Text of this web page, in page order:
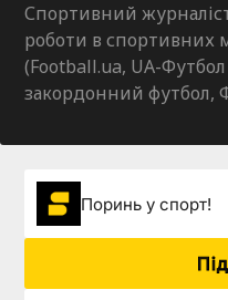
Спортивний
роботи в спортивних
(Football.ua, UA-Футбол
закордонний футбол,
Поринь у спорт!